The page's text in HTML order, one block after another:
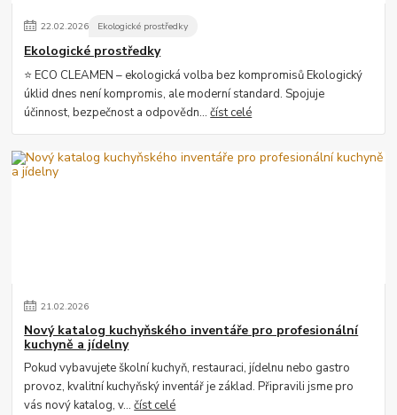
22.02.2026 Ekologické prostředky
Ekologické prostředky
⭐ ECO CLEAMEN – ekologická volba bez kompromisů Ekologický
úklid dnes není kompromis, ale moderní standard. Spojuje
účinnost, bezpečnost a odpovědn...číst celé
21.02.2026
Nový katalog kuchyňského inventáře pro profesionální
kuchyně a jídelny
Pokud vybavujete školní kuchyň, restauraci, jídelnu nebo gastro
provoz, kvalitní kuchyňský inventář je základ. Připravili jsme pro
vás nový katalog, v...číst celé